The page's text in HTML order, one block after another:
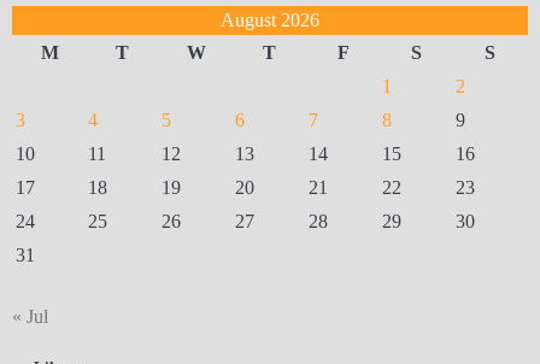
August 2026
M
T W T F S
S
1
2
3
4 5 6 7 8
9
10
11 12 13 14 15
16
17
18 19 20 21 22
23
24
25 26 27 28 29
30
31
« Jul